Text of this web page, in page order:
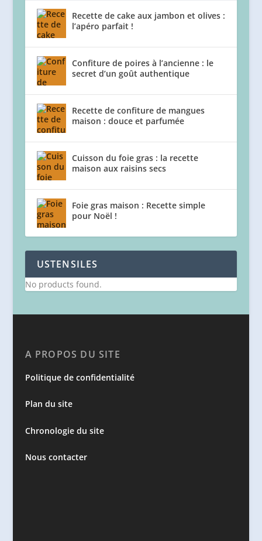
Recette de cake aux jambon et olives :
l’apéro parfait !
Confiture de poires à l’ancienne : le
secret d’un goût authentique
Recette de confiture de mangues
maison : douce et parfumée
Cuisson du foie gras : la recette
maison aux raisins secs
Foie gras maison : Recette simple
pour Noël !
USTENSILES
No products found.
A PROPOS DU SITE
Politique de confidentialité
Plan du site
Chronologie du site
Nous contacter